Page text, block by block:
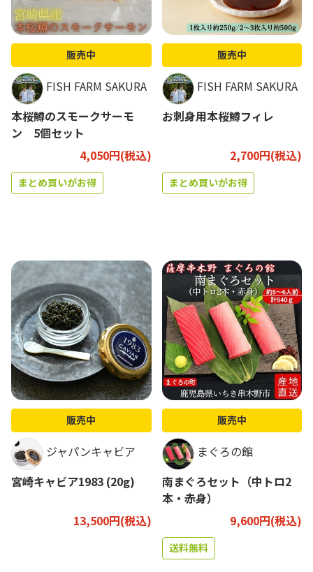
販売中
FISH FARM SAKURA
本桜鱒のスモークサーモ
ン 5個セット
4,050円(税込)
まとめ買いがお得
販売中
FISH FARM SAKURA
お刺身用本桜鱒フィレ
2,700円(税込)
まとめ買いがお得
販売中
ジャパンキャビア
宮崎キャビア1983 (20g)
13,500円(税込)
販売中
まぐろの館
南まぐろセット（中トロ2
本・赤身）
9,600円(税込)
送料無料